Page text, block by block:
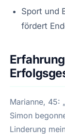
Sport und
fördert
Marianne, 45:
Simon
Linderung